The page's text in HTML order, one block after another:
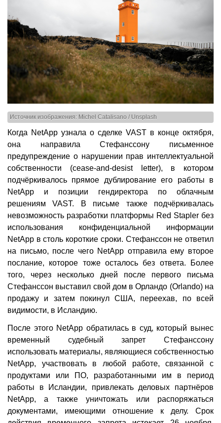
Источник изображения: Michel Catalisano / Unsplash
Когда NetApp узнала о сделке VAST в конце октября,
она направила Стефанссону письменное
предупреждение о нарушении прав интеллектуальной
собственности (cease-and-desist letter), в котором
подчёркивалось прямое дублирование его работы в
NetApp и позиции гендиректора по облачным
решениям VAST. В письме также подчёркивалась
невозможность разработки платформы Red Stapler без
использования конфиденциальной информации
NetApp в столь короткие сроки. Стефанссон не ответил
на письмо, после чего NetApp отправила ему второе
послание, которое тоже осталось без ответа. Более
того, через несколько дней после первого письма
Стефанссон выставил свой дом в Орландо (Orlando) на
продажу и затем покинул США, переехав, по всей
видимости, в Исландию.
После этого NetApp обратилась в суд, который вынес
временный судебный запрет Стефанссону
использовать материалы, являющиеся собственностью
NetApp, участвовать в любой работе, связанной с
продуктами или ПО, разработанными им в период
работы в Исландии, привлекать деловых партнёров
NetApp, а также уничтожать или распоряжаться
документами, имеющими отношение к делу. Срок